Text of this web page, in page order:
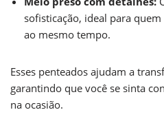
sofisticação, ideal para
ao mesmo tempo.
Esses penteados ajudam a
garantindo que você se sinta
na ocasião.